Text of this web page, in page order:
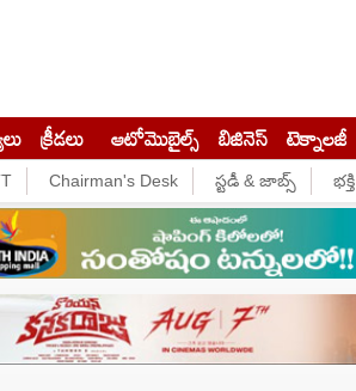
క్రీడలు ఆటోమొబైల్స్ బిజినెస్‌ టెక్నాలజీ
Chairman's Desk స్టడీ & జాబ్స్ భక్తి